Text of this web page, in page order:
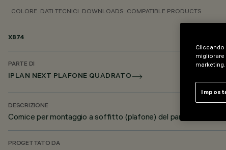
COLORE DATI TECNICI DOWNLOADS COMPATIBLE PRODUCTS
XB74
PARTE DI
IPLAN NEXT PLAFONE QUADRATO
DESCRIZIONE
Cornice per montaggio a soffitto (plafone) del pannello
PROGETTATO DA
marketing.